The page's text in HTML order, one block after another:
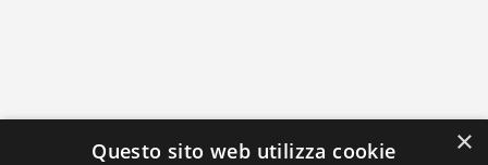
×
Questo sito web utilizza cookie